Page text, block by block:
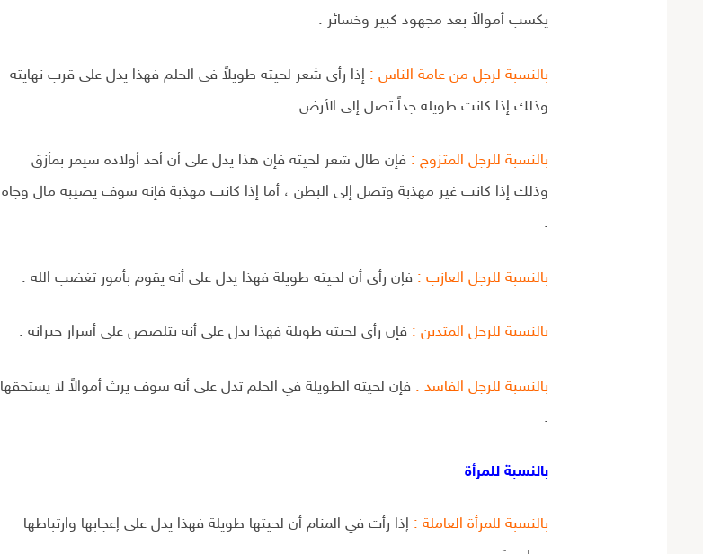
يكسب أموالاً بعد مجهود كبير وخسائر .
بالنسبة لرجل من عامة الناس : إذا رأى شعر لحيته طويلاً في الحلم فهذا يدل على قرب نهايته
وذلك إذا كانت طويلة جداً تصل إلى الأرض .
بالنسبة للرجل المتزوج : فإن طال شعر لحيته فإن هذا يدل على أن أحد أولاده سيمر بمأزق
وذلك إذا كانت غير مهذبة وتصل إلى البطن ، أما إذا كانت مهذبة فإنه سوف يصيبه مال وجاه
.
بالنسبة للرجل العازب : فإن رأى أن لحيته طويلة فهذا يدل على أنه يقوم بأمور تغضب الله .
بالنسبة للرجل المتدين : فإن رأى لحيته طويلة فهذا يدل على أنه يتلصص على أسرار جيرانه .
بالنسبة للرجل الفاسد : فإن لحيته الطويلة في الحلم تدل على أنه سوف يرث أموالاً لا يستحقها
.
بالنسبة للمرأة
بالنسبة للمرأة العاملة : إذا رأت في المنام أن لحيتها طويلة فهذا يدل على إعجابها وارتباطها